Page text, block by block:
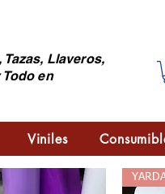
Llaveros,
en
Viniles